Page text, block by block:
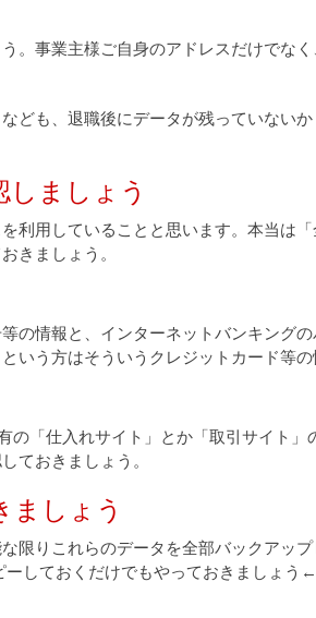
。事業主様ご自身のアドレスだけでな
ども、退職後にデータが残っていない
ましょう
利用していることと思います。本当は
きましょう。
の情報と、インターネットバンキング
いう方はそういうクレジットカード等の
「仕入れサイト」とか「取引サイト
ておきましょう。
ましょう
限りこれらのデータを全部バックアッ
しておくだけでもやっておきましょう